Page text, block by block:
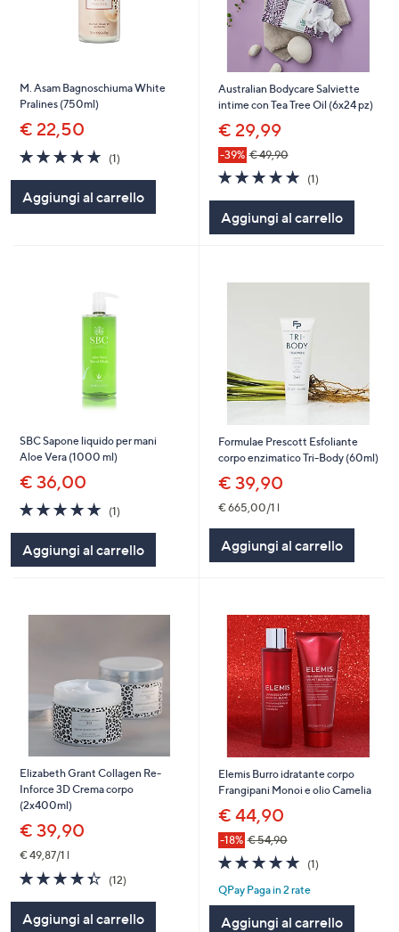
M. Asam Bagnoschiuma White
Pralines (750ml)
€ 22,50
5.0
of
Stars
(1)
Aggiungi al carrello
Australian Bodycare Salviette
intime con Tea Tree Oil (6x24 pz)
€ 29,99
-39% € 49,90
5.0
of
Stars
(1)
Aggiungi al carrello
SBC Sapone liquido per mani
Aloe Vera (1000 ml)
€ 36,00
5.0
of
Stars
(1)
Aggiungi al carrello
Formulae Prescott Esfoliante
corpo enzimatico Tri-Body (60ml)
€ 39,90
€ 665,00/1 l
Aggiungi al carrello
Elizabeth Grant Collagen Re-
Inforce 3D Crema corpo
(2x400ml)
€ 39,90
€ 49,87/1 l
4.3
of
Stars
(12)12
Aggiungi al carrello
Elemis Burro idratante corpo
Frangipani Monoi e olio Camelia
€ 44,90
-18% € 54,90
5.0
of
5
Stars
(1)
QPay Paga in 2 rate
Aggiungi al carrello